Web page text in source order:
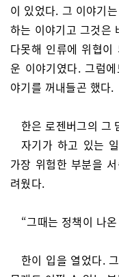
이 있었다. 그 이야기
하는 이야기고 그것은
다못해 인류에 위협
운 이야기였다. 그럼
야기를 꺼내들곤 했다.
한은 로젠버그의 그
자기가 하고 있는
가장 위험한 부분을
려웠다.
“그때는 정책이 나
한이 입을 열었다.